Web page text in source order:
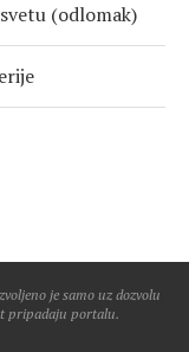
(odlomak)
je samo uz dozvolu
pripadaju portalu.